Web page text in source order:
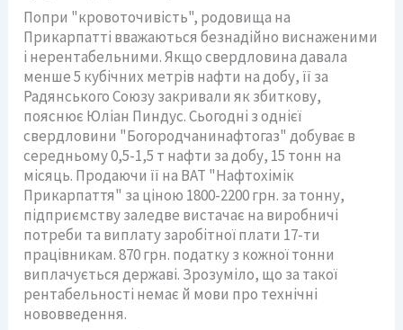
Попри "кровоточивість", родовища на
Прикарпатті вважаються безнадійно виснаженими
і нерентабельними. Якщо свердловина давала
менше 5 кубічних метрів нафти на добу, її за
Радянського Союзу закривали як збиткову,
пояснює Юліан Пиндус. Сьогодні з однієї
свердловини "Богородчанинафтогаз" добуває в
середньому 0,5-1,5 т нафти за добу, 15 тонн на
місяць. Продаючи її на ВАТ "Нафтохімік
Прикарпаття" за ціною 1800-2200 грн. за тонну,
підприємству заледве вистачає на виробничі
потреби та виплату заробітної плати 17-ти
працівникам. 870 грн. податку з кожної тонни
виплачується державі. Зрозуміло, що за такої
рентабельності немає й мови про технічні
нововведення.